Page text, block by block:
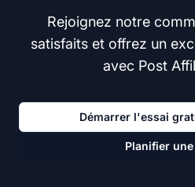
Rejoignez notre
satisfaits et offrez un
avec Post
Démarrer l'essai
Planifier